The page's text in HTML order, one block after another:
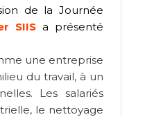
de la Journée
SIISa présenté
une entreprise
du travail, à un
Les salariés
le nettoyage